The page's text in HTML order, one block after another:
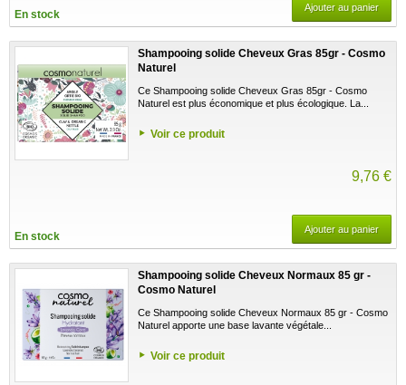
En stock
Ajouter au panier
Shampooing solide Cheveux Gras 85gr - Cosmo
Naturel
Ce Shampooing solide Cheveux Gras 85gr - Cosmo
Naturel est plus économique et plus écologique. La...
Voir ce produit
9,76 €
En stock
Ajouter au panier
Shampooing solide Cheveux Normaux 85 gr -
Cosmo Naturel
Ce Shampooing solide Cheveux Normaux 85 gr - Cosmo
Naturel apporte une base lavante végétale...
Voir ce produit